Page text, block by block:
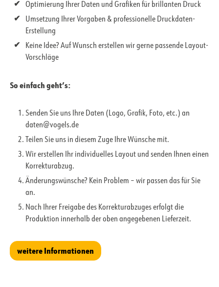
Optimierung Ihrer Daten und Grafiken für brillanten Druck
Umsetzung Ihrer Vorgaben & professionelle Druckdaten-
Erstellung
Keine Idee? Auf Wunsch erstellen wir gerne passende Layout-
Vorschläge
So einfach geht’s:
Senden Sie uns Ihre Daten (Logo, Grafik, Foto, etc.) an
daten@vogels.de
Teilen Sie uns in diesem Zuge Ihre Wünsche mit.
Wir erstellen Ihr individuelles Layout und senden Ihnen einen
Korrekturabzug.
Änderungswünsche? Kein Problem – wir passen das für Sie
an.
Nach Ihrer Freigabe des Korrekturabzuges erfolgt die
Produktion innerhalb der oben angegebenen Lieferzeit.
weitere Informationen